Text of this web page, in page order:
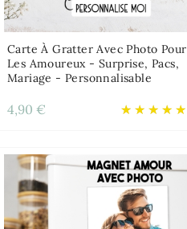
Carte À Gratter Avec Photo Pour
Les Amoureux - Surprise, Pacs,
Mariage - Personnalisable
4,90 €